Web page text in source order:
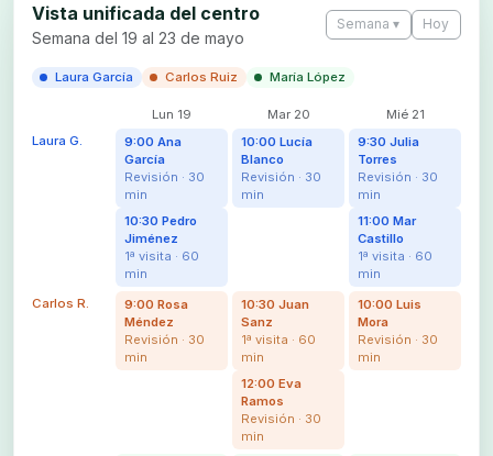
Vista unificada del centro
Semana del 19 al 23 de mayo
Semana ▾ Hoy
Laura García Carlos Ruiz María López
Lun 19 Mar 20
Mié 21
Laura G.
9:00 Ana
García
Revisión · 30
min
10:30 Pedro
Jiménez
1ª visita · 60
min
10:00 Lucía
Blanco
Revisión · 30
min
9:30 Julia
Torres
Revisión · 30
min
11:00 Mar
Castillo
1ª visita · 60
min
Carlos R.
9:00 Rosa
Méndez
Revisión · 30
min
10:30 Juan
Sanz
1ª visita · 60
min
12:00 Eva
Ramos
Revisión · 30
min
10:00 Luis
Mora
Revisión · 30
min